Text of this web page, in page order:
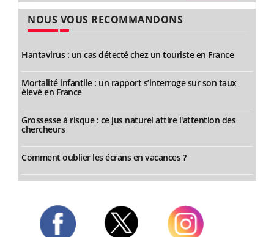
NOUS VOUS RECOMMANDONS
Hantavirus : un cas détecté chez un touriste en France
Mortalité infantile : un rapport s’interroge sur son taux
élevé en France
Grossesse à risque : ce jus naturel attire l'attention des
chercheurs
Comment oublier les écrans en vacances ?